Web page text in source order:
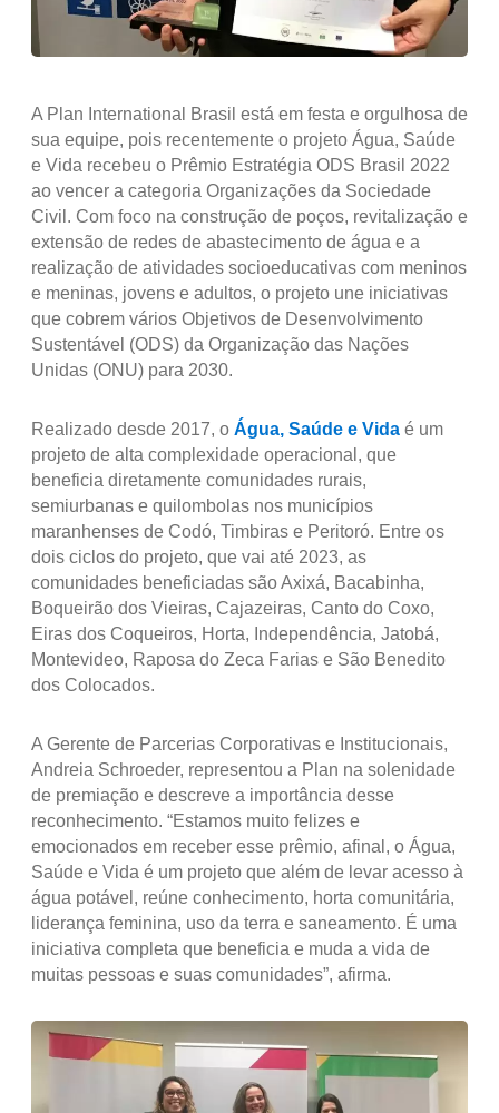
A Plan International Brasil está em festa e orgulhosa de
sua equipe, pois recentemente o projeto Água, Saúde
e Vida recebeu o Prêmio Estratégia ODS Brasil 2022
ao vencer a categoria Organizações da Sociedade
Civil. Com foco na construção de poços, revitalização e
extensão de redes de abastecimento de água e a
realização de atividades socioeducativas com meninos
e meninas, jovens e adultos, o projeto une iniciativas
que cobrem vários Objetivos de Desenvolvimento
Sustentável (ODS) da Organização das Nações
Unidas (ONU) para 2030.
Realizado desde 2017, o Água, Saúde e Vida é um
projeto de alta complexidade operacional, que
beneficia diretamente comunidades rurais,
semiurbanas e quilombolas nos municípios
maranhenses de Codó, Timbiras e Peritoró. Entre os
dois ciclos do projeto, que vai até 2023, as
comunidades beneficiadas são Axixá, Bacabinha,
Boqueirão dos Vieiras, Cajazeiras, Canto do Coxo,
Eiras dos Coqueiros, Horta, Independência, Jatobá,
Montevideo, Raposa do Zeca Farias e São Benedito
dos Colocados.
A Gerente de Parcerias Corporativas e Institucionais,
Andreia Schroeder, representou a Plan na solenidade
de premiação e descreve a importância desse
reconhecimento. “Estamos muito felizes e
emocionados em receber esse prêmio, afinal, o Água,
Saúde e Vida é um projeto que além de levar acesso à
água potável, reúne conhecimento, horta comunitária,
liderança feminina, uso da terra e saneamento. É uma
iniciativa completa que beneficia e muda a vida de
muitas pessoas e suas comunidades”, afirma.